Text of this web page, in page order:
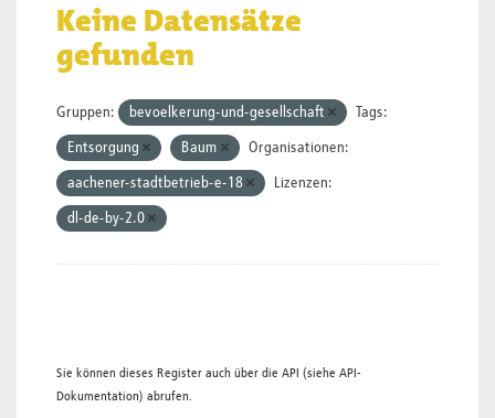
Keine Datensätze
gefunden
Gruppen: bevoelkerung-und-gesellschaft Tags:
Entsorgung Baum Organisationen:
aachener-stadtbetrieb-e-18 Lizenzen:
dl-de-by-2.0
Sie können dieses Register auch über die API (siehe API-
Dokumentation) abrufen.